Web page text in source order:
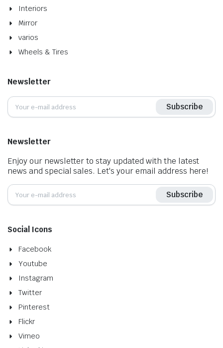
Interiors
Mirror
varios
Wheels & Tires
Newsletter
Subscribe
Newsletter
Enjoy our newsletter to stay updated with the latest
news and special sales. Let's your email address here!
Subscribe
Social Icons
Facebook
Youtube
Instagram
Twitter
Pinterest
Flickr
Vimeo